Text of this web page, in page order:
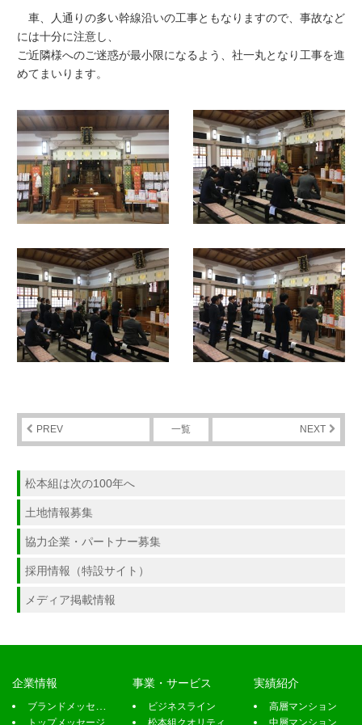
車、人通りの多い幹線沿いの工事ともなりますので、事故など
には十分に注意し、
ご近隣様へのご迷惑が最小限になるよう、社一丸となり工事を進
めてまいります。
PREV 一覧 NEXT
企業情報
ブランドメッセージ
トップメッセージ
事業・サービス
ビジネスライン
松本組クオリティ
実績紹介
高層マンション
中層マンション